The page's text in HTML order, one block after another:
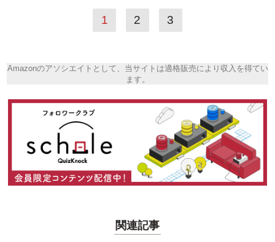
1 2 3
Amazonのアソシエイトとして、当サイトは適格販売により収入を得てい
ます。
関連記事